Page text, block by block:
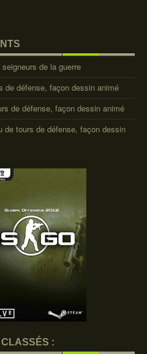
seigneurs de la guerre
de défense, façon dessin animé
de défense, façon dessin animé
de tours de défense, façon dessin
: